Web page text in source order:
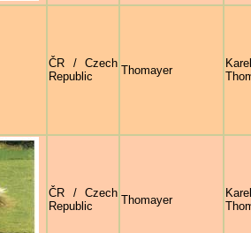
ČR / Czech
Republic
Thomayer
Karel
ČR / Czech
Republic
Thomayer
Karel